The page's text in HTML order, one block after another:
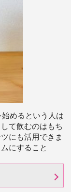
めるという人は
て飲むのはもち
にも活用できま
にすること